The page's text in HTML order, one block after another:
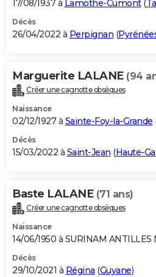
17/08/1937 à Lamothe-Cumont(
Décès
26/04/2022 à Perpignan (
Marguerite LALANE (94
Créer une cagnotte obsèques
Naissance
02/12/1927 à Sainte-Foy-la-Grande
Décès
15/03/2022 à Saint-Jean (Haute-
Baste LALANE (71 ans)
Créer une cagnotte obsèques
Naissance
14/06/1950 à SURINAM ANTILLES
Décès
29/10/2021 à Régina (Guyane)